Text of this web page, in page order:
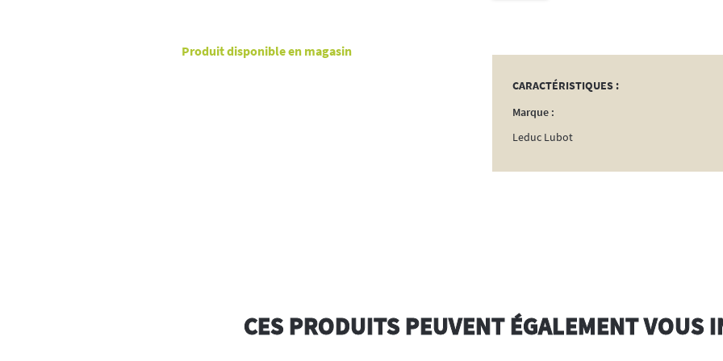
Produit disponible en magasin
Ramonage
CARACTÉRISTIQUES :
Marque :
Leduc Lubot
CES PRODUITS PEUVENT ÉGALEMENT VOUS